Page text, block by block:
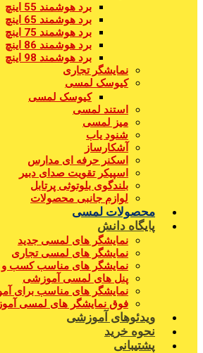
برد هوشمند 55 اینچ
برد هوشمند 65 اینچ
برد هوشمند 75 اینچ
برد هوشمند 86 اینچ
برد هوشمند 98 اینچ
نمایشگر تجاری
کیوسک لمسی
کیوسک لمسی
استند لمسی
میز لمسی
شنود یاب
آشکارساز
اسکنر حرفه ای مدارس
اسپیکر تقویت صدای دبیر
بلندگوی بلوتوثی پرتابل
لوازم جانبی محصولات
محصولات لمسی
پایگاه دانش
نمایشگر های لمسی جدید
نمایشگر های لمسی تجاری
نمایشگر های مناسب کسب و
پنل های لمسی آموزشی
نمایشگر های مناسب برای
فوق نمایشگر های لمسی
ویدئوهای آموزشی
نحوه خرید
پشتیبانی